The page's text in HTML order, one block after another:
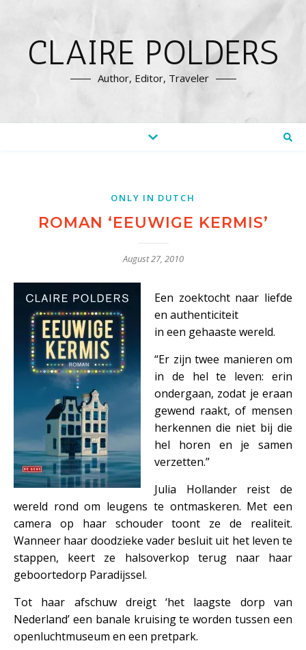
CLAIRE POLDERS
Author, Editor, Traveler
ONLY IN DUTCH
ROMAN ‘EEUWIGE KERMIS’
August 27, 2010
Een zoektocht naar liefde
en authenticiteit
in een gehaaste wereld.
“Er zijn twee manieren om
in de hel te leven: erin
ondergaan, zodat je eraan
gewend raakt, of mensen
herkennen die niet bij die
hel horen en je samen
verzetten.”
Julia Hollander reist de
wereld rond om leugens te ontmaskeren. Met een
camera op haar schouder toont ze de realiteit.
Wanneer haar doodzieke vader besluit uit het leven te
stappen, keert ze halsoverkop terug naar haar
geboortedorp Paradijssel.
Tot haar afschuw dreigt ‘het laagste dorp van
Nederland’ een banale kruising te worden tussen een
openluchtmuseum en een pretpark.